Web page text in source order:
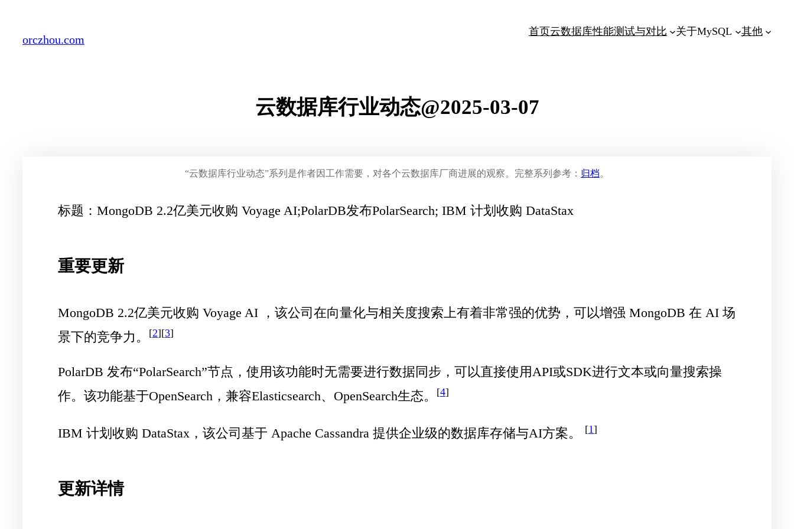
orczhou.com
首页云数据库性能测试与对比 关于MySQL 其他
云数据库行业动态@2025-03-07
“云数据库行业动态”系列是作者因工作需要，对各个云数据库厂商进展的观察。完整系列参考： 归档。
标题：MongoDB 2.2亿美元收购 Voyage AI;PolarDB发布PolarSearch; IBM 计划收购 DataStax
重要更新
MongoDB 2.2亿美元收购 Voyage AI
，该公司在向量化与相关度搜索上有着非常强的优势，可以增强 MongoDB 在 AI 场
景下的竞争力。
[2][3]
PolarDB 发布“PolarSearch”节点 ，使用该功能时无需要进行数据同步，可以直接使用API或SDK进行文本或向量搜索操
作。该功能基于OpenSearch，兼容Elasticsearch、OpenSearch生态。
[4]
IBM 计划收购 DataStax ，该公司基于 Apache Cassandra 提供企业级的数据库存储与AI方案。 [1]
更新详情